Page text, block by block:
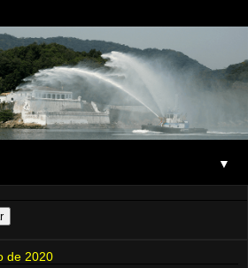
▼
de 2020